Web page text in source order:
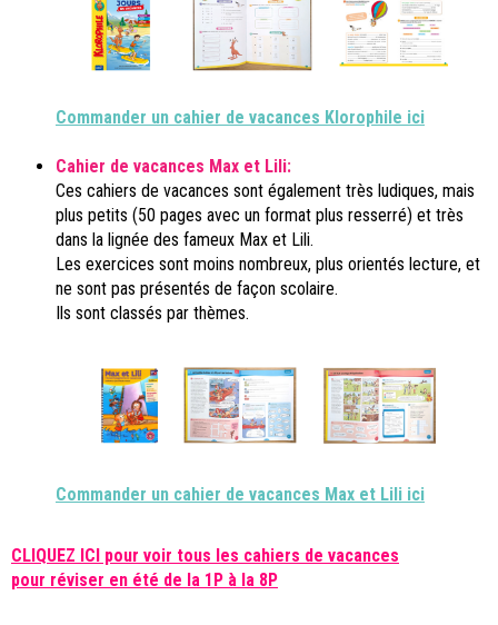
Commander un cahier de vacances Klorophile ici
Cahier de vacances Max et Lili:
Ces cahiers de vacances sont également très ludiques, mais
plus petits (50 pages avec un format plus resserré) et très
dans la lignée des fameux Max et Lili.
Les exercices sont moins nombreux, plus orientés lecture, et
ne sont pas présentés de façon scolaire.
Ils sont classés par thèmes.
Commander un cahier de vacances Max et Lili ici
CLIQUEZ ICI pour voir tous les cahiers de vacances
pour réviser en été de la 1P à la 8P